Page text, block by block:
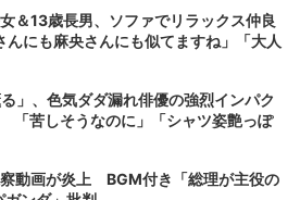
＆13歳長男、ソファでリラックス仲良
にも麻央さんにも似てますね」「大人
」、色気ダダ漏れ俳優の強烈インパク
「苦しそうなのに」「シャツ姿艶っぽ
動画が炎上 BGM付き「総理が主役の